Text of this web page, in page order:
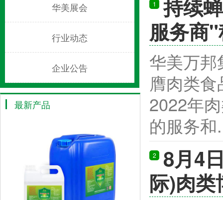
华美展会
行业动态
企业公告
最新产品
1
持续
服务商
华美万
膺肉类
2022年
的服务
2
8月4
际)肉类